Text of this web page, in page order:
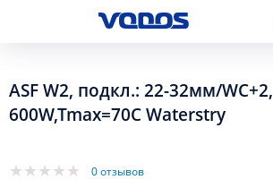
ASF W2, подкл.: 22-32мм/WC+2,
600W,Tmax=70C Waterstry
0 отзывов